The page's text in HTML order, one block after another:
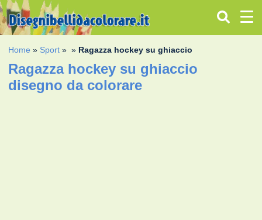
Home » Sport » » Ragazza hockey su ghiaccio
Ragazza hockey su ghiaccio
disegno da colorare